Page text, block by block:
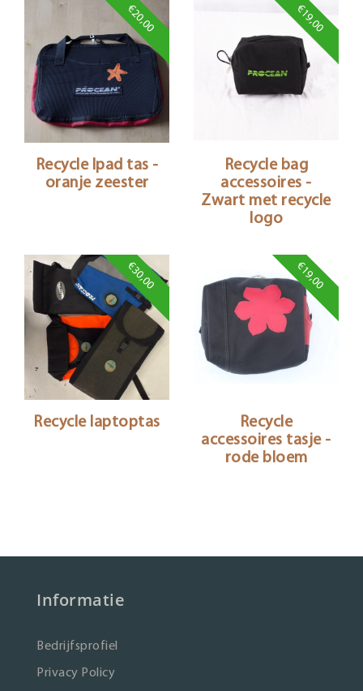
€20,00
Recycle Ipad tas -
oranje zeester
€19,00
Recycle bag
accessoires -
Zwart met recycle
logo
€30,00
Recycle laptoptas
€19,00
Recycle
accessoires tasje -
rode bloem
Informatie
Bedrijfsprofiel
Privacy Policy